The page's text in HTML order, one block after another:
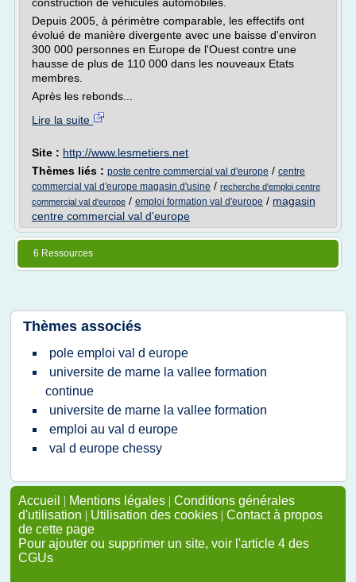
Depuis 2005, à périmètre comparable, les effectifs ont
évolué de manière divergente avec une baisse d'environ
300 000 personnes en Europe de l'Ouest contre une
hausse de plus de 110 000 dans les nouveaux Etats
membres.
Après les rebonds...
Lire la suite
Site : http://www.lesmetiers.net
Thèmes liés : poste centre commercial val d'europe / centre
commercial val d'europe magasin d'usine / recherche d'emploi centre
commercial val d'europe / emploi formation val d'europe / magasin
centre commercial val d'europe
6 Ressources
Thèmes associés
pole emploi val d europe
universite de marne la vallee formation
continue
universite de marne la vallee formation
emploi au val d europe
val d europe chessy
Accueil | Mentions légales | Conditions générales
d'utilisation | Utilisation des cookies | Contact à propos
de cette page
Pour ajouter ou supprimer un site, voir l'article 4 des
CGUs